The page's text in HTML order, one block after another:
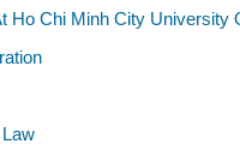
Ho Chi Minh City University
Law